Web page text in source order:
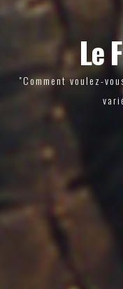
Le
"Comment voulez-